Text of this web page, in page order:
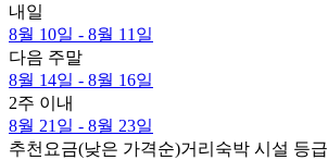
내일
8월 10일 - 8월 11일
다음 주말
8월 14일 - 8월 16일
2주 이내
8월 21일 - 8월 23일
추천요금(낮은 가격순)거리 숙박 시설 등급